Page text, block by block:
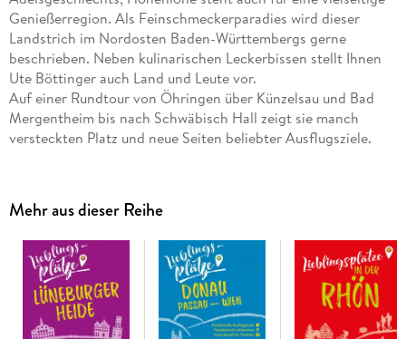
Genießerregion. Als Feinschmeckerparadies wird dieser
Landstrich im Nordosten Baden-Württembergs gerne
beschrieben. Neben kulinarischen Leckerbissen stellt Ihnen
Ute Böttinger auch Land und Leute vor.
Auf einer Rundtour von Öhringen über Künzelsau und Bad
Mergentheim bis nach Schwäbisch Hall zeigt sie manch
versteckten Platz und neue Seiten beliebter Ausflugsziele.
können!
Mehr aus dieser Reihe